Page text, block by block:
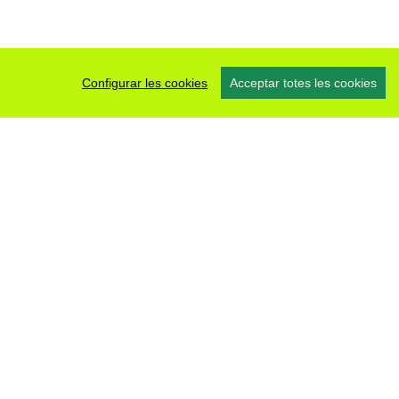
Configurar les cookies Acceptar totes les cookies